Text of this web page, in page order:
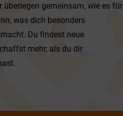
überlegen gemeinsam, wie es für
was dich besonders
Du findest neue
mehr, als du dir